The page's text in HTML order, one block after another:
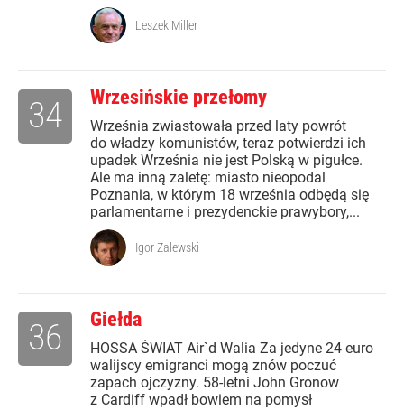
Leszek Miller
Wrzesińskie przełomy
Września zwiastowała przed laty powrót
do władzy komunistów, teraz potwierdzi ich
upadek Września nie jest Polską w pigułce.
Ale ma inną zaletę: miasto nieopodal
Poznania, w którym 18 września odbędą się
parlamentarne i prezydenckie prawybory,...
34
Igor Zalewski
Giełda
HOSSA ŚWIAT Air`d Walia Za jedyne 24 euro
walijscy emigranci mogą znów poczuć
zapach ojczyzny. 58-letni John Gronow
z Cardiff wpadł bowiem na pomysł
36